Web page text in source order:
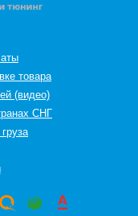
товара
(видео)
СНГ